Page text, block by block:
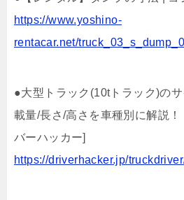
https://www.yoshino-
rentacar.net/
●大型トラック(10tトラック)の
載量/長さ/高さを車種別に解説
バーハッカー]
https://driverhacker.jp/